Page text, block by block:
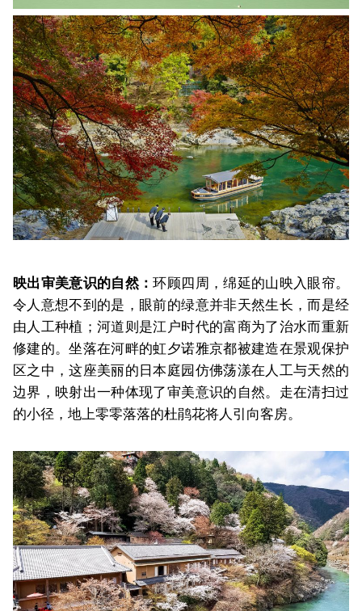
映出审美意识的自然：环顾四周，绵延的山映入眼帘。
令人意想不到的是，眼前的绿意并非天然生长，而是经
由人工种植；河道则是江户时代的富商为了治水而重新
修建的。坐落在河畔的虹夕诺雅京都被建造在景观保护
区之中，这座美丽的日本庭园仿佛荡漾在人工与天然的
边界，映射出一种体现了审美意识的自然。走在清扫过
的小径，地上零零落落的杜鹃花将人引向客房。